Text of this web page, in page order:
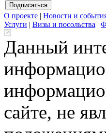
О проекте | Новости и
Услуги | Визы и посольства |
Данный
сайте, не